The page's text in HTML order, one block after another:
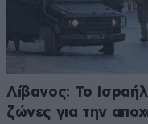
Λίβανος: Το Ισραήλ
ζώνες για την